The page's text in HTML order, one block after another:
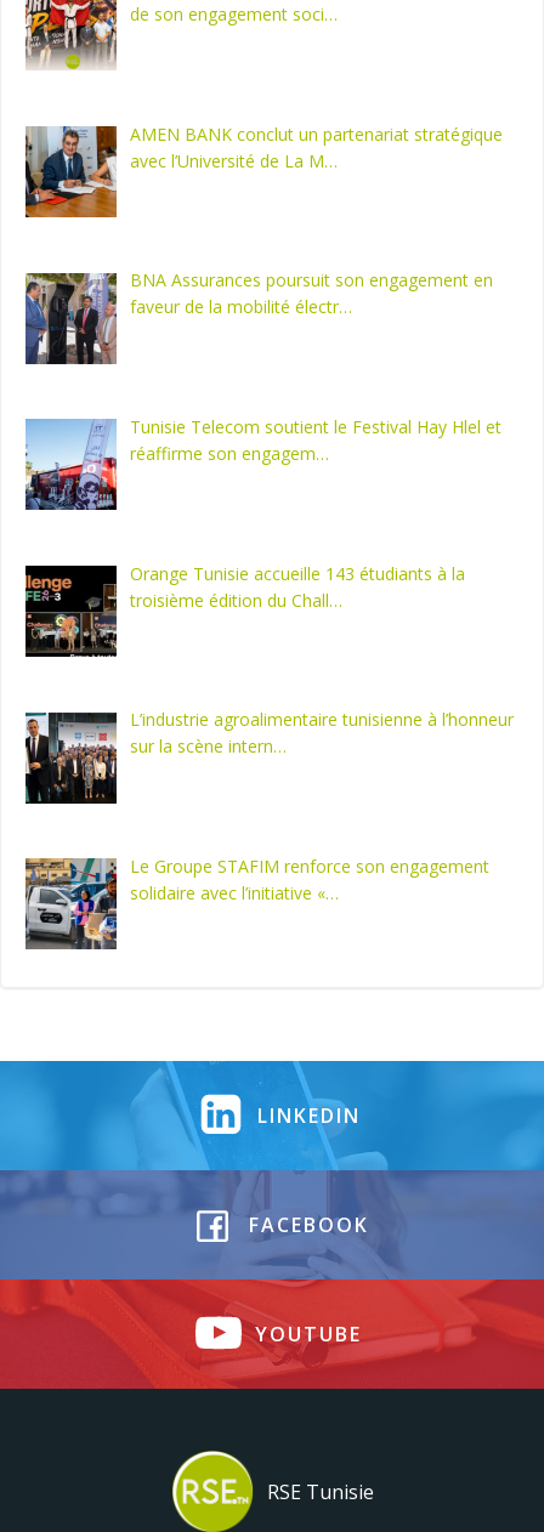
de son engagement soci…
AMEN BANK conclut un partenariat stratégique
avec l’Université de La M…
BNA Assurances poursuit son engagement en
faveur de la mobilité électr…
Tunisie Telecom soutient le Festival Hay Hlel et
réaffirme son engagem…
Orange Tunisie accueille 143 étudiants à la
troisième édition du Chall…
L’industrie agroalimentaire tunisienne à l’honneur
sur la scène intern…
Le Groupe STAFIM renforce son engagement
solidaire avec l’initiative «…
LINKEDIN
FACEBOOK
YOUTUBE
RSE Tunisie